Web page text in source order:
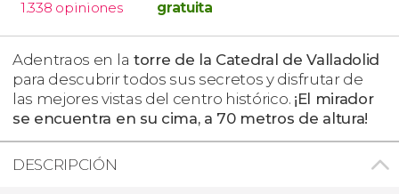
1.338 opiniones
gratuita
Adentraos en la torre de la Catedral de Valladolid
para descubrir todos sus secretos y disfrutar de
las mejores vistas del centro histórico. ¡El mirador
se encuentra en su cima, a 70 metros de altura!
DESCRIPCIÓN